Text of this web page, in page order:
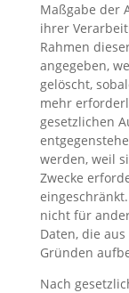
Maßgabe der
ihrer
Rahmen
angegeben,
gelöscht,
mehr
gesetzlichen
werden, weil
Zwecke
nicht für
Daten, die
Gründen
Nach